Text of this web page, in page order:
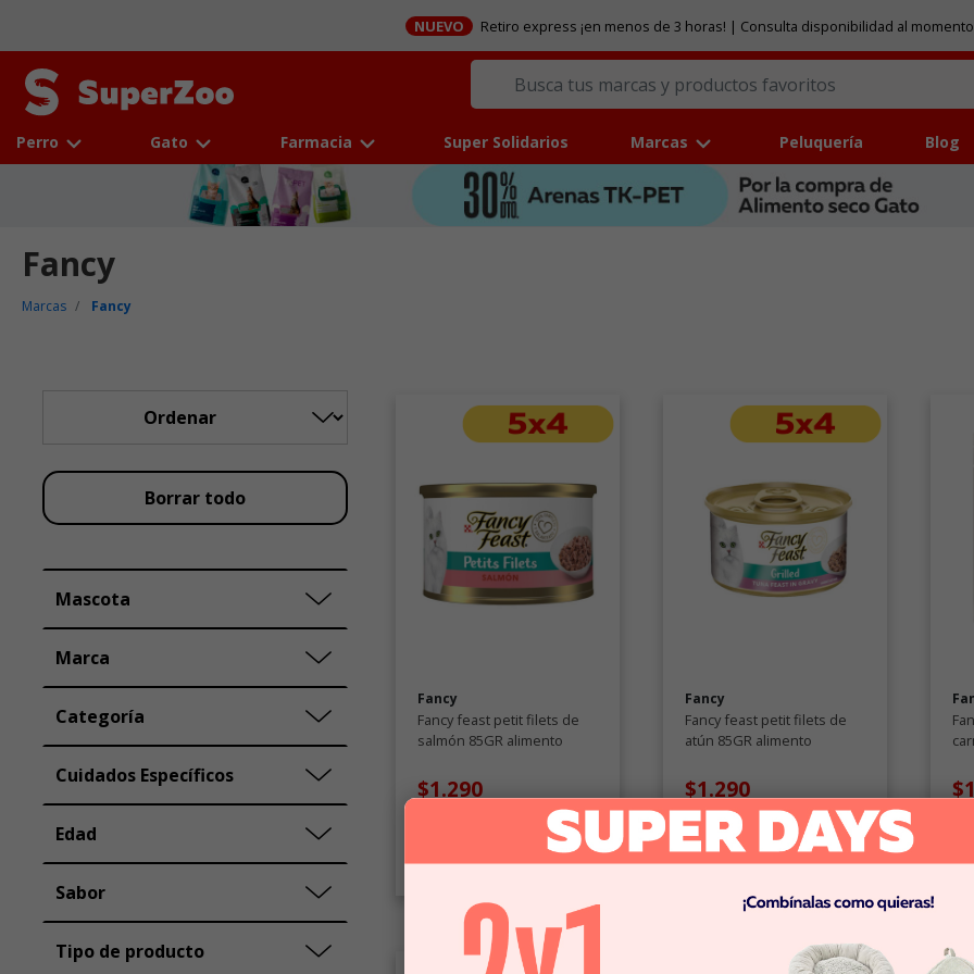
NUEVO Retiro express ¡en menos de 3 horas! | Consulta disponibilidad al
Perro Gato Farmacia Super Solidarios Marcas Peluquería Blog
Fancy
Marcas Fancy
Borrar todo
Mascota
Marca
Categoría
Cuidados Específicos
Edad
Sabor
Tipo de producto
Fancy
Fancy feast petit filets de
salmón 85GR alimento
$1.290
Fancy
Fancy feast petit filets de
atún 85GR alimento
$1.290
Comprar